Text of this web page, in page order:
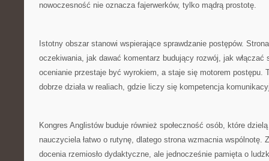
nowoczesność nie oznacza fajerwerków, tylko mądrą prostotę.
Istotny obszar stanowi wspierające sprawdzanie postępów.
oczekiwania, jak dawać komentarz budujący rozwój, jak włączać
ocenianie przestaje być wyrokiem, a staje się motorem postępu.
dobrze działa w realiach, gdzie liczy się kompetencja
Kongres Anglistów buduje również społeczność osób, które
nauczyciela łatwo o rutynę, dlatego strona wzmacnia wspólnotę.
docenia rzemiosło dydaktyczne, ale jednocześnie pamięta o